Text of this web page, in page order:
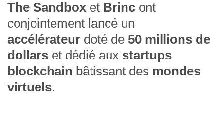
The Sandbox et Brinc ont
conjointement lancé un
accélérateur doté de 50 millions de
dollars et dédié aux startups
blockchain bâtissant des mondes
virtuels.